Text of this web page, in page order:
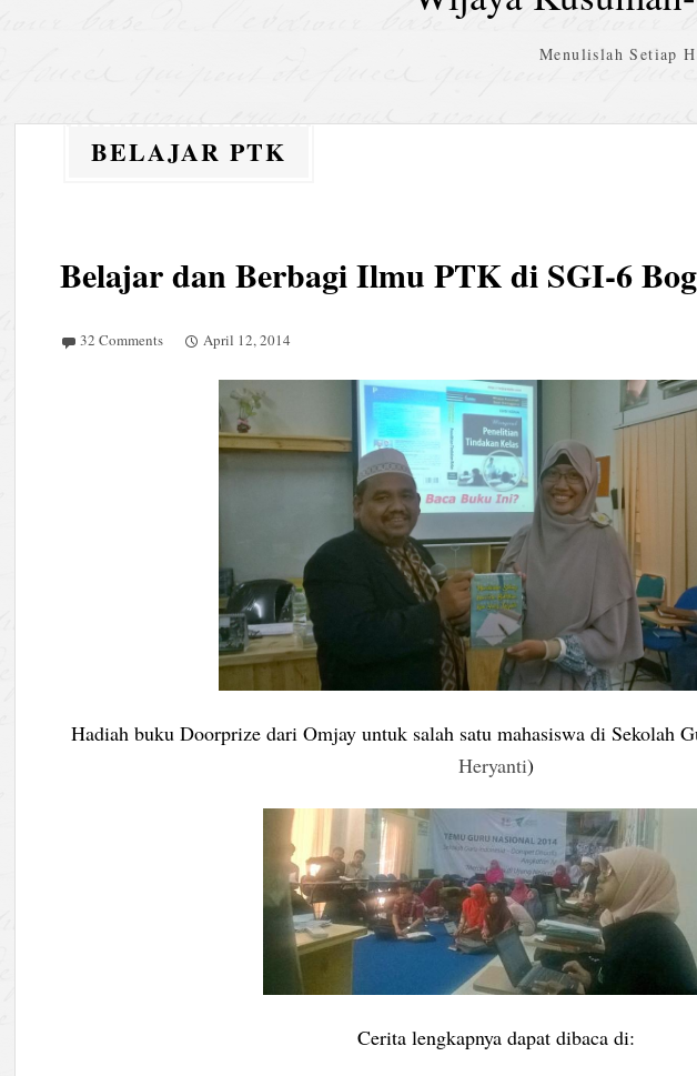
Menulislah Setiap
BELAJAR PTK
Belajar dan Berbagi Ilmu PTK di SGI-6
32 Comments April 12, 2014
Hadiah buku Doorprize dari Omjay untuk salah satu mahasiswa di Sekolah
Heryanti)
Cerita lengkapnya dapat dibaca di: